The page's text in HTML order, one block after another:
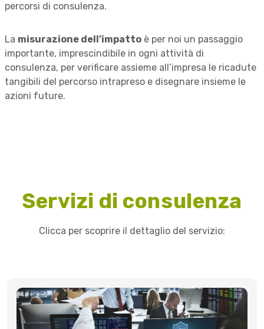
percorsi di consulenza.
La misurazione dell’impatto è per noi un passaggio
importante, imprescindibile in ogni attività di
consulenza, per verificare assieme all’impresa le ricadute
tangibili del percorso intrapreso e disegnare insieme le
azioni future.
Servizi di consulenza
Clicca per scoprire il dettaglio del servizio: